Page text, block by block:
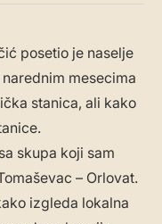
posetio je naselje
mesecima
stanica, ali kako
skupa koji sam
– Orlovat.
izgleda lokalna